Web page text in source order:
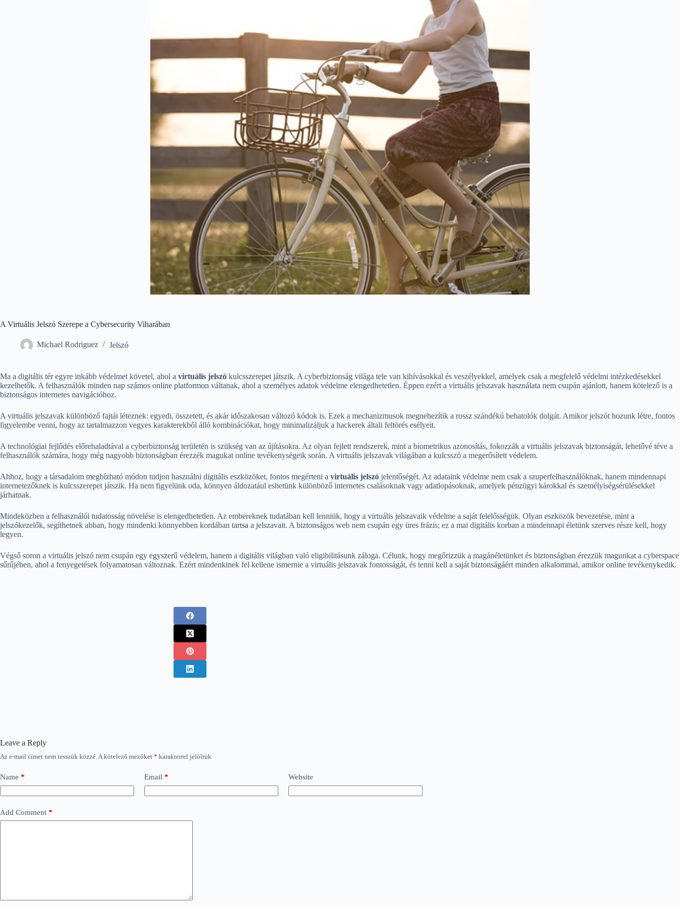
A Virtuális Jelszó Szerepe a Cybersecurity Viharában
Michael Rodriguez Jelszó
Ma a digitális tér egyre inkább védelmet követel, ahol a virtuális jelszó kulcsszerepet játszik. A cyberbiztonság világa tele van kihívásokkal és veszélyekkel, amelyek csak a megfelelő védelmi intézkedésekkel
kezelhetők. A felhasználók minden nap számos online platformon váltanak, ahol a személyes adatok védelme elengedhetetlen. Éppen ezért a virtuális jelszavak használata nem csupán ajánlott, hanem kötelező is a
biztonságos internetes navigációhoz.
A virtuális jelszavak különböző fajtái léteznek: egyedi, összetett, és akár időszakosan változó kódok is. Ezek a mechanizmusok megnehezítik a rossz szándékú behatolók dolgát. Amikor jelszót hozunk létre, fontos
figyelembe venni, hogy az tartalmazzon vegyes karakterekből álló kombinációkat, hogy minimalizáljuk a hackerek általi feltörés esélyeit.
A technológiai fejlődés előrehaladtával a cyberbiztonság területén is szükség van az újításokra. Az olyan fejlett rendszerek, mint a biometrikus azonosítás, fokozzák a virtuális jelszavak biztonságát, lehetővé téve a
felhasználók számára, hogy még nagyobb biztonságban érezzék magukat online tevékenységeik során. A virtuális jelszavak világában a kulcsszó a megerősített védelem.
Ahhoz, hogy a társadalom megbízható módon tudjon használni digitális eszközöket, fontos megérteni a virtuális jelszó jelentőségét. Az adataink védelme nem csak a szuperfelhasználóknak, hanem mindennapi
internetezőknek is kulcsszerepet játszik. Ha nem figyelünk oda, könnyen áldozatául eshetünk különböző internetes csalásoknak vagy adatlopásoknak, amelyek pénzügyi károkkal és személyiségsérülésekkel
járhatnak.
Mindeközben a felhasználói tudatosság növelése is elengedhetetlen. Az embereknek tudatában kell lenniük, hogy a virtuális jelszavaik védelme a saját felelősségük. Olyan eszközök bevezetése, mint a
jelszókezelők, segíthetnek abban, hogy mindenki könnyebben kordában tartsa a jelszavait. A biztonságos web nem csupán egy üres frázis; ez a mai digitális korban a mindennapi életünk szerves része kell, hogy
legyen.
Végső soron a virtuális jelszó nem csupán egy egyszerű védelem, hanem a digitális világban való eligibilitásunk záloga. Célunk, hogy megőrizzük a magánéletünket és biztonságban érezzük magunkat a cyberspace
sűrűjében, ahol a fenyegetések folyamatosan változnak. Ezért mindenkinek fel kellene ismernie a virtuális jelszavak fontosságát, és tenni kell a saját biztonságáért minden alkalommal, amikor online tevékenykedik.
Leave a Reply
Az e-mail címet nem tesszük közzé.A kötelező mezőket * karakterrel jelöltük
Name * Email * Website
Add Comment *